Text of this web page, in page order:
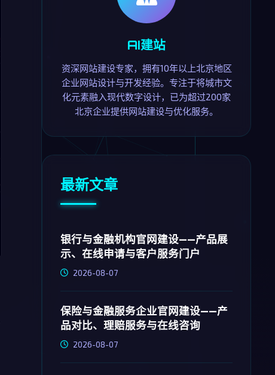
AI建站
资深网站建设专家，拥有10年以上北京地区
企业网站设计与开发经验。专注于将城市文
化元素融入现代数字设计，已为超过200家
北京企业提供网站建设与优化服务。
最新文章
银行与金融机构官网建设——产品展
示、在线申请与客户服务门户
2026-08-07
保险与金融服务企业官网建设——产
品对比、理赔服务与在线咨询
2026-08-07